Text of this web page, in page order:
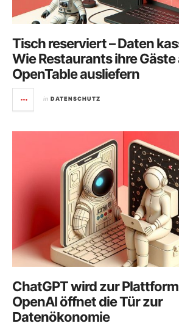
Tisch reserviert – Daten
Wie Restaurants ihre Gäste
OpenTable ausliefern
in DATENSCHUTZ
ChatGPT wird zur
OpenAI öffnet die Tür zur
Datenökonomie